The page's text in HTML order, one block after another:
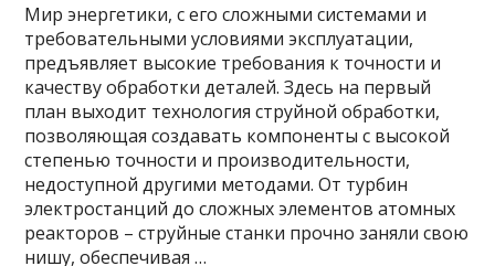
Мир энергетики, с его сложными системами и
требовательными условиями эксплуатации,
предъявляет высокие требования к точности и
качеству обработки деталей. Здесь на первый
план выходит технология струйной обработки,
позволяющая создавать компоненты с высокой
степенью точности и производительности,
недоступной другими методами. От турбин
электростанций до сложных элементов атомных
реакторов – струйные станки прочно заняли свою
нишу, обеспечивая …